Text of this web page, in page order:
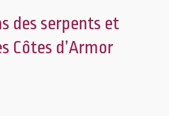
des serpents et
Côtes d’Armor